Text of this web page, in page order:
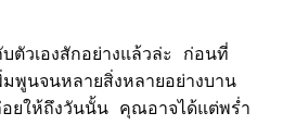
ตัวเองสักอย่างแล้วล่ะ ก่อนที่
พูนจนหลายสิ่งหลายอย่างบาน
อยให้ถึงวันนั้น คุณอาจได้แต่พร่ำ